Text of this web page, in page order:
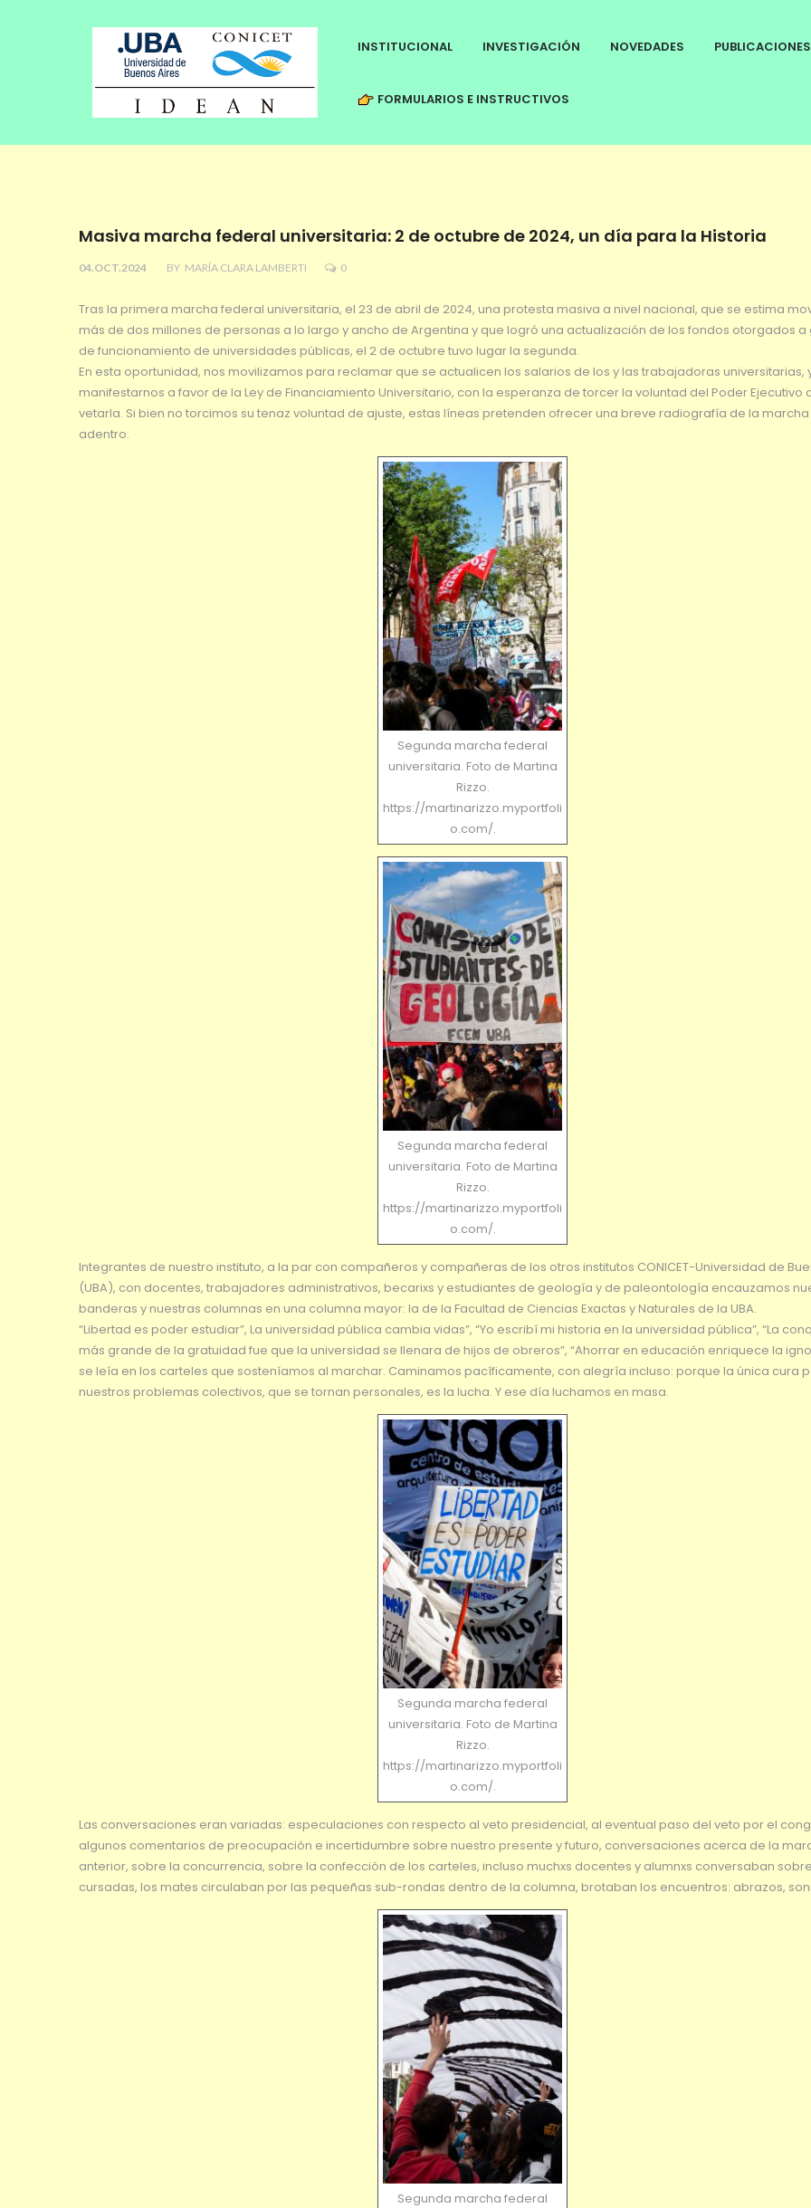
INSTITUCIONAL INVESTIGACIÓN NOVEDADES PUBLICACIONES
FORMULARIOS E INSTRUCTIVOS
Masiva marcha federal universitaria: 2 de octubre de 2024, un día para la Historia
04.OCT.2024 BY MARÍA CLARA LAMBERTI 0
Tras la primera marcha federal universitaria, el 23 de abril de 2024, una protesta masiva a nivel nacional, que se estima
más de dos millones de personas a lo largo y ancho de Argentina y que logró una actualización de los fondos otorgados a
de funcionamiento de universidades públicas, el 2 de octubre tuvo lugar la segunda.
En esta oportunidad, nos movilizamos para reclamar que se actualicen los salarios de los y las trabajadoras universitarias,
manifestarnos a favor de la Ley de Financiamiento Universitario, con la esperanza de torcer la voluntad del Poder Ejecutivo
vetarla. Si bien no torcimos su tenaz voluntad de ajuste, estas líneas pretenden ofrecer una breve radiografía de la
adentro.
Segunda marcha federal
universitaria. Foto de Martina
Rizzo.
https://martinarizzo.myportfoli
o.com/.
Segunda marcha federal
universitaria. Foto de Martina
Rizzo.
https://martinarizzo.myportfoli
o.com/.
Integrantes de nuestro instituto, a la par con compañeros y compañeras de los otros institutos CONICET-Universidad de
(UBA), con docentes, trabajadores administrativos, becarixs y estudiantes de geología y de paleontología encauzamos
banderas y nuestras columnas en una columna mayor: la de la Facultad de Ciencias Exactas y Naturales de la UBA.
“Libertad es poder estudiar”, La universidad pública cambia vidas”, “Yo escribí mi historia en la universidad pública”, “La
más grande de la gratuidad fue que la universidad se llenara de hijos de obreros”, “Ahorrar en educación enriquece la
se leía en los carteles que sosteníamos al marchar. Caminamos pacíficamente, con alegría incluso: porque la única cura
nuestros problemas colectivos, que se tornan personales, es la lucha. Y ese día luchamos en masa.
Segunda marcha federal
universitaria. Foto de Martina
Rizzo.
https://martinarizzo.myportfoli
o.com/.
Las conversaciones eran variadas: especulaciones con respecto al veto presidencial, al eventual paso del veto por el
algunos comentarios de preocupación e incertidumbre sobre nuestro presente y futuro, conversaciones acerca de la
anterior, sobre la concurrencia, sobre la confección de los carteles, incluso muchxs docentes y alumnxs conversaban
cursadas, los mates circulaban por las pequeñas sub-rondas dentro de la columna, brotaban los encuentros: abrazos,
Segunda marcha federal